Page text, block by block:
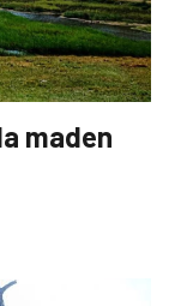
maden